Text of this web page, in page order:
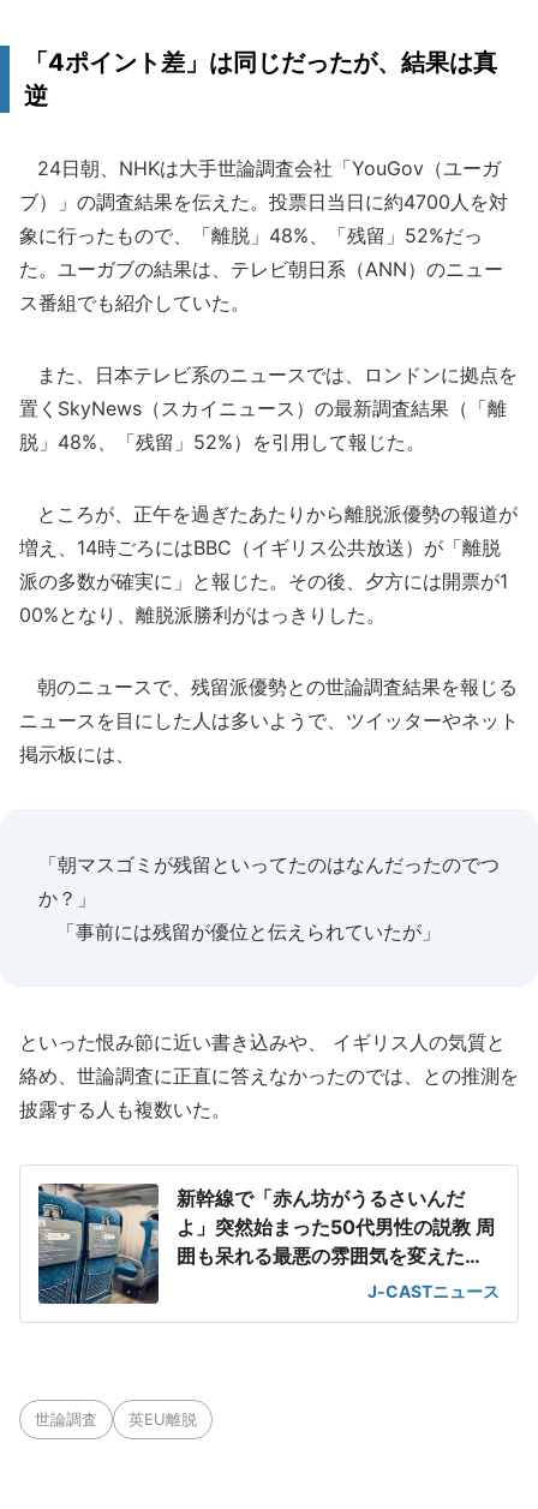
「4ポイント差」は同じだったが、結果は真
逆
24日朝、NHKは大手世論調査会社「YouGov（ユーガ
ブ）」の調査結果を伝えた。投票日当日に約4700人を対
象に行ったもので、「離脱」48%、「残留」52%だっ
た。ユーガブの結果は、テレビ朝日系（ANN）のニュー
ス番組でも紹介していた。
また、日本テレビ系のニュースでは、ロンドンに拠点を
置くSkyNews（スカイニュース）の最新調査結果（「離
脱」48%、「残留」52%）を引用して報じた。
ところが、正午を過ぎたあたりから離脱派優勢の報道が
増え、14時ごろにはBBC（イギリス公共放送）が「離脱
派の多数が確実に」と報じた。その後、夕方には開票が1
00%となり、離脱派勝利がはっきりした。
朝のニュースで、残留派優勢との世論調査結果を報じる
ニュースを目にした人は多いようで、ツイッターやネット
掲示板には、
「朝マスゴミが残留といってたのはなんだったのでつ
か？」
「事前には残留が優位と伝えられていたが」
といった恨み節に近い書き込みや、 イギリス人の気質と
絡め、世論調査に正直に答えなかったのでは、との推測を
披露する人も複数いた。
新幹線で「赤ん坊がうるさいんだ
よ」突然始まった50代男性の説教 周
囲も呆れる最悪の雰囲気を変えた
J-CASTニュース
世論調査 英EU離脱